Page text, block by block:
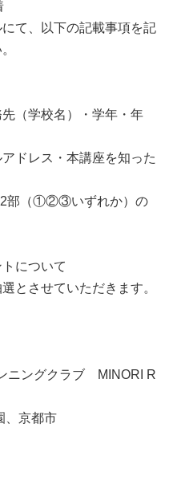
て、以下の記載事項を記
（学校名）・学年・年
ドレス・本講座を知った
2部（①②③いずれか）の
について
とさせていただきます。
ニングクラブ MINORI R
、京都市